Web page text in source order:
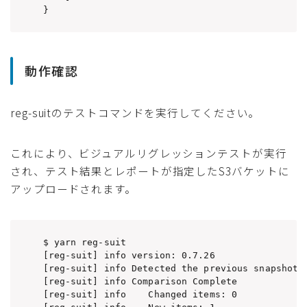
}
動作確認
reg-suitのテストコマンドを実行してください。
これにより、ビジュアルリグレッションテストが実行
され、テスト結果とレポートが指定したS3バケットに
アップロードされます。
$ yarn reg-suit
[reg-suit] info version: 0.7.26
[reg-suit] info Detected the previous snapshot
[reg-suit] info Comparison Complete
[reg-suit] info    Changed items: 0